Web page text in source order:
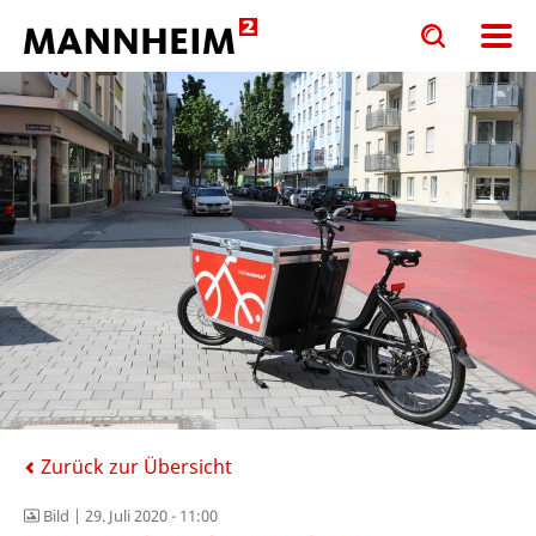
Toggle
search
input
form
Toggle
search
input
Zurück zur Übersicht
Bild | 29. Juli 2020 - 11:00